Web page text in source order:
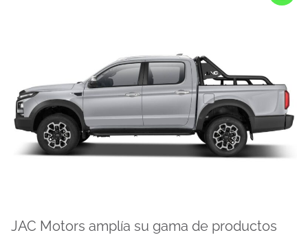
JAC Motors amplía su gama de productos